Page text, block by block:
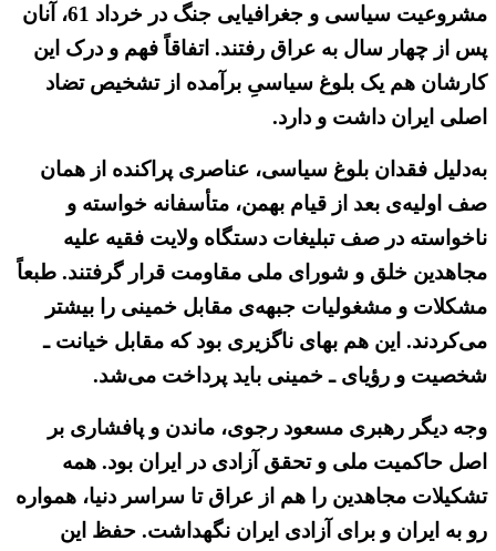
مشروعیت سیاسی و جغرافیایی جنگ در خرداد 61، آنان
پس از چهار سال به عراق رفتند. اتفاقاً فهم و درک این
کارشان هم یک بلوغ سیاسیِ برآمده از تشخیص تضاد
اصلی ایران داشت و دارد.
به‌دلیل فقدان بلوغ سیاسی، عناصری پراکنده از همان
صف اولیه‌ی بعد از قیام بهمن، متأسفانه خواسته و
ناخواسته در صف تبلیغات دستگاه ولایت فقیه علیه
مجاهدین خلق و شورای ملی مقاومت قرار گرفتند. طبعاً
مشکلات و مشغولیات جبهه‌ی مقابل خمینی را بیشتر
می‌کردند. این هم بهای ناگزیری بود که مقابل خیانت ـ
شخصیت و رؤیای ـ خمینی باید پرداخت می‌شد.
وجه دیگر رهبری مسعود رجوی، ماندن و پافشاری بر
اصل حاکمیت ملی و تحقق آزادی در ایران بود. همه
تشکیلات مجاهدین را هم از عراق تا سراسر دنیا، همواره
رو به ایران و برای آزادی ایران نگهداشت. حفظ این